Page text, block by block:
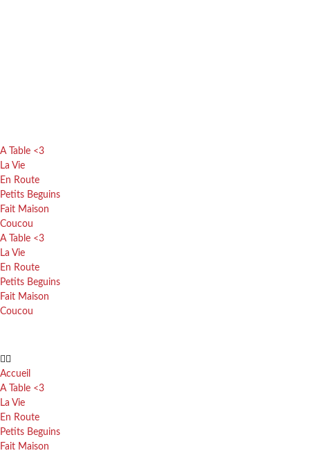
A Table <3
La Vie
En Route
Petits Beguins
Fait Maison
Coucou
A Table <3
La Vie
En Route
Petits Beguins
Fait Maison
Coucou
Accueil
A Table <3
La Vie
En Route
Petits Beguins
Fait Maison